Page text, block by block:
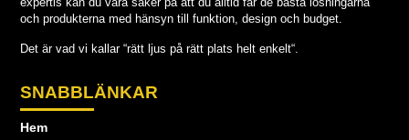
och produkterna med hänsyn till funktion, design och budget.
Det är vad vi kallar “rätt ljus på rätt plats helt enkelt“.
SNABBLÄNKAR
Hem